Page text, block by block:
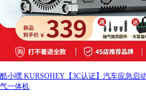
酷小嘿 KURSOHEY【3C认证】汽车应急启
气一体机